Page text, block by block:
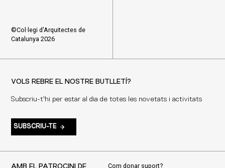
©Col·legi d'Arquitectes de
Catalunya 2026
VOLS REBRE EL NOSTRE BUTLLETÍ?
Subscriu-t'hi per estar al dia de totes les novetats i activitats
SUBSCRIU-TE
AMB EL PATROCINI DE Com donar suport?